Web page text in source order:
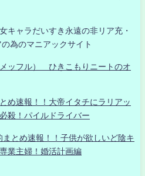
キャラだいすき永遠の非リア充・
為のマニアックサイト
ッフル） ひきこもりニートのオ
め速報！！大帝イタチにラリアッ
殺！パイルドライバー
とめ速報！！子供が欲しいど陰キ
業主婦！婚活計画編